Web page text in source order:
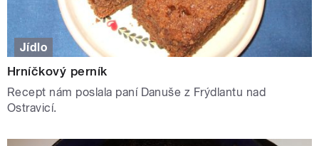
Jídlo
Hrníčkový perník
Recept nám poslala paní Danuše z Frýdlantu nad
Ostravicí.